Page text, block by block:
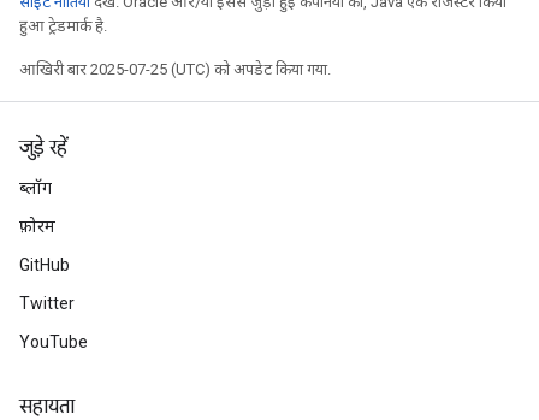
हुआ ट्रेडमार्क है.
आखिरी बार 2025-07-25 (UTC) को अपडेट किया गया.
जुड़े रहें
ब्लॉग
फ़ोरम
GitHub
Twitter
YouTube
सहायता